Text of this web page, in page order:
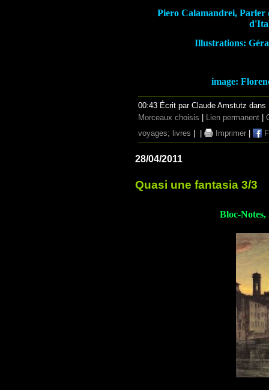
Piero Calamandrei, Parler
Illustrations:
image:
00:43 Écrit par Claude Amstutz dans
Morceaux choisis
Lien permanent
voyages; livres
Imprimer
28/04/2011
Quasi une fantasia 3/3
Bloc-Notes,